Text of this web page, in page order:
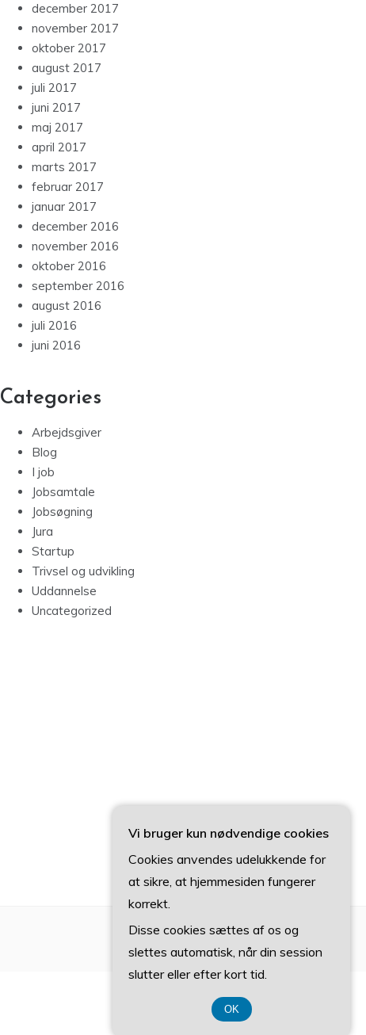
december 2017
november 2017
oktober 2017
august 2017
juli 2017
juni 2017
maj 2017
april 2017
marts 2017
februar 2017
januar 2017
december 2016
november 2016
oktober 2016
september 2016
august 2016
juli 2016
juni 2016
Categories
Arbejdsgiver
Blog
I job
Jobsamtale
Jobsøgning
Jura
Startup
Trivsel og udvikling
Uddannelse
Uncategorized
Vi bruger kun nødvendige cookies
Cookies anvendes udelukkende for
at sikre, at hjemmesiden fungerer
korrekt.
Disse cookies sættes af os og
slettes automatisk, når din session
slutter eller efter kort tid.
OK